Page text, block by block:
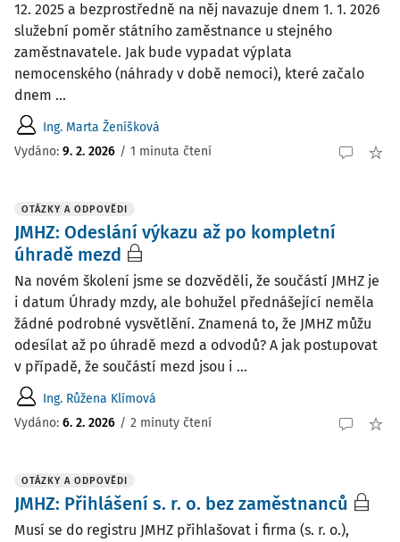
12. 2025 a bezprostředně na něj navazuje dnem 1. 1. 2026
služební poměr státního zaměstnance u stejného
zaměstnavatele. Jak bude vypadat výplata
nemocenského (náhrady v době nemoci), které začalo
dnem ...
Ing. Marta Ženíšková
Vydáno: 9. 2. 2026 / 1 minuta čtení
OTÁZKY A ODPOVĚDI
JMHZ: Odeslání výkazu až po kompletní
úhradě mezd
Na novém školení jsme se dozvěděli, že součástí JMHZ je
i datum Úhrady mzdy, ale bohužel přednášející neměla
žádné podrobné vysvětlění. Znamená to, že JMHZ můžu
odesílat až po úhradě mezd a odvodů? A jak postupovat
v případě, že součástí mezd jsou i ...
Ing. Růžena Klímová
Vydáno: 6. 2. 2026 / 2 minuty čtení
OTÁZKY A ODPOVĚDI
JMHZ: Přihlášení s. r. o. bez zaměstnanců
Musí se do registru JMHZ přihlašovat i firma (s. r. o.),